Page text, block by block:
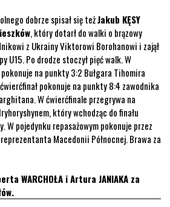
dobrze spisał się teżJakub KĘSY
, który dotarł do walki o brązowy
z Ukrainy Viktorowi Borohanowi i zajął
U15. Po drodze stoczył pięć walk. W
na punkty 3:2 Bułgara Tihomira
pokonuje na punkty 8:4 zawodnika
W ćwierćfinale przegrywa na
który wchodząc do finału
W pojedynku repasażowym pokonuje przez
Macedonii Północnej. Brawa za
WARCHOŁA i Artura JANIAKA za